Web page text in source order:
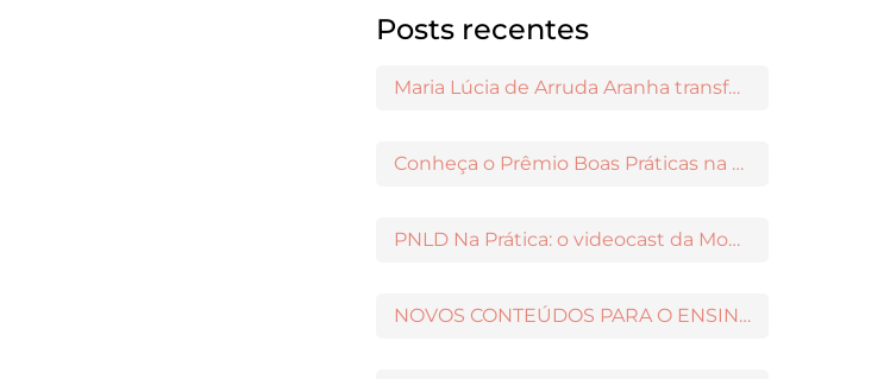
Posts recentes
Maria Lúcia de Arruda Aranha transformou o ensino de Filosofia no Brasil
Conheça o Prêmio Boas Práticas na Escola
PNLD Na Prática: o videocast da Moderna para apoiar a escolha das obras aprovadas
NOVOS CONTEÚDOS PARA O ENSINO MÉDIO DISPONÍVEIS NO MODERNAMIGOS